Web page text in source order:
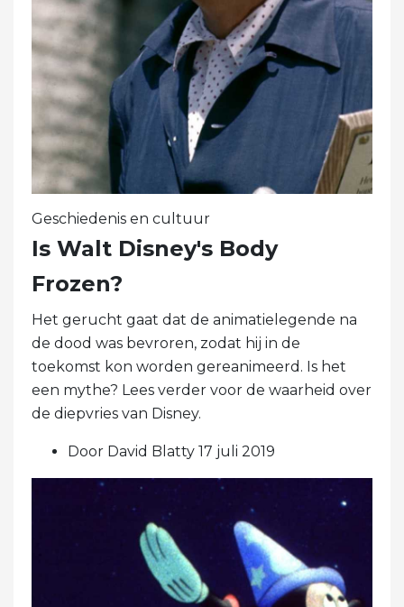
Geschiedenis en cultuur
Is Walt Disney's Body
Frozen?
Het gerucht gaat dat de animatielegende na
de dood was bevroren, zodat hij in de
toekomst kon worden gereanimeerd. Is het
een mythe? Lees verder voor de waarheid over
de diepvries van Disney.
Door David Blatty 17 juli 2019